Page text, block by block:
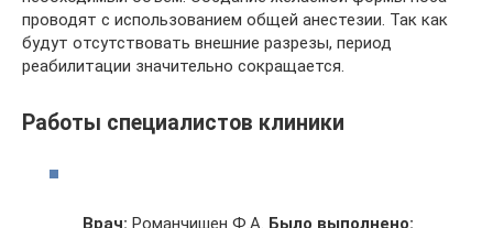
проводят с использованием общей анестезии. Так как
будут отсутствовать внешние разрезы, период
реабилитации значительно сокращается.
Работы специалистов клиники
Врач: Романчишен Ф.А. Было выполнено: